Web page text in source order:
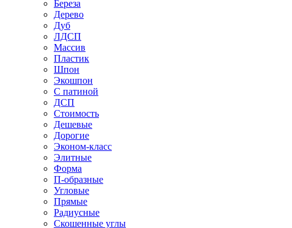
Береза
Дерево
Дуб
ЛДСП
Массив
Пластик
Шпон
Экошпон
С патиной
ДСП
Стоимость
Дешевые
Дорогие
Эконом-класс
Элитные
Форма
П-образные
Угловые
Прямые
Радиусные
Скошенные углы